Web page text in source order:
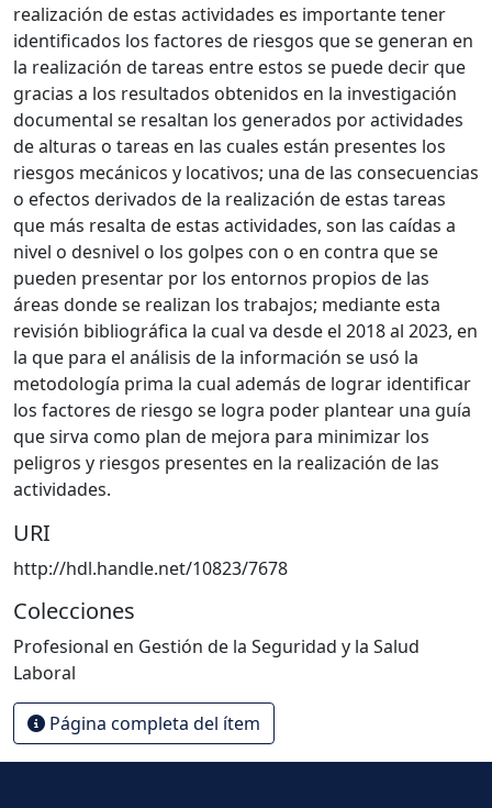
realización de estas actividades es importante tener
identificados los factores de riesgos que se generan en
la realización de tareas entre estos se puede decir que
gracias a los resultados obtenidos en la investigación
documental se resaltan los generados por actividades
de alturas o tareas en las cuales están presentes los
riesgos mecánicos y locativos; una de las consecuencias
o efectos derivados de la realización de estas tareas
que más resalta de estas actividades, son las caídas a
nivel o desnivel o los golpes con o en contra que se
pueden presentar por los entornos propios de las
áreas donde se realizan los trabajos; mediante esta
revisión bibliográfica la cual va desde el 2018 al 2023, en
la que para el análisis de la información se usó la
metodología prima la cual además de lograr identificar
los factores de riesgo se logra poder plantear una guía
que sirva como plan de mejora para minimizar los
peligros y riesgos presentes en la realización de las
actividades.
URI
http://hdl.handle.net/10823/7678
Colecciones
Profesional en Gestión de la Seguridad y la Salud
Laboral
Página completa del ítem